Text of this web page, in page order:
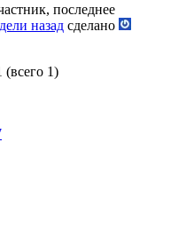
последнее
назад сделано
1)